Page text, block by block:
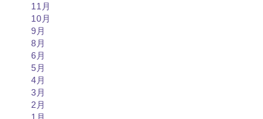
11月
10月
9月
8月
6月
5月
4月
3月
2月